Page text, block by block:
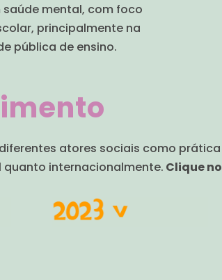
mental, com foco
principalmente na
pública de ensino.
atores sociais como
internacionalmente. Clique